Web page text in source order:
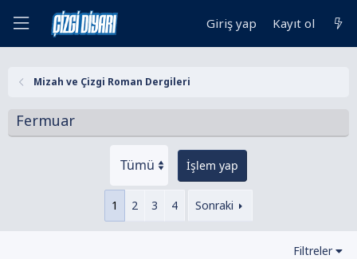
Giriş yap Kayıt ol
Mizah ve Çizgi Roman Dergileri
Fermuar
İşlem yap
1 2 3 4 Sonraki
Filtreler